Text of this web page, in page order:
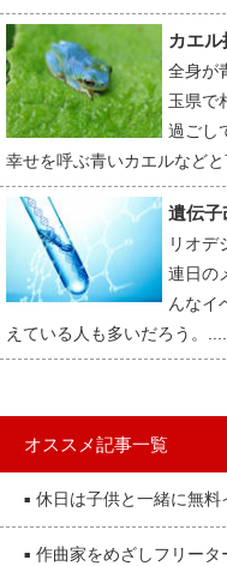
カエ
全身が
玉県で
過ごし
幸せを呼ぶ青いカエルなど
遺伝子
リオデ
連日の
んなイ
えている人も多いだろう。......
オススメ記事一覧
■ 休日は子供と一緒に無料
■ 作曲家をめざしフリータ